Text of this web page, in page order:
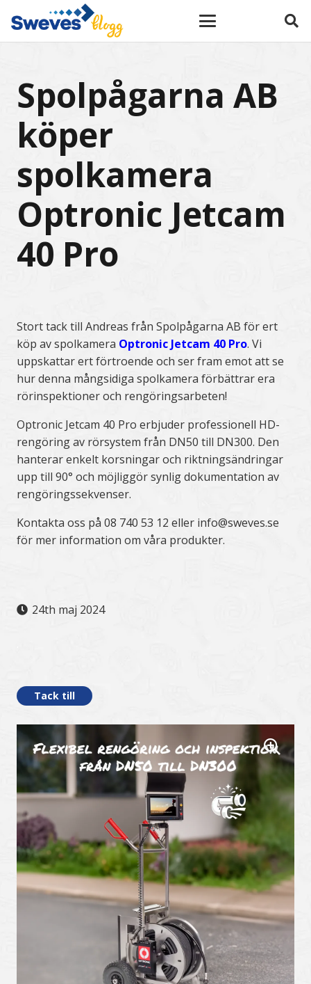
Spolpågarna AB
köper
spolkamera
Optronic Jetcam
40 Pro
Stort tack till Andreas från Spolpågarna AB för ert
köp av spolkamera Optronic Jetcam 40 Pro. Vi
uppskattar ert förtroende och ser fram emot att se
hur denna mångsidiga spolkamera förbättrar era
rörinspektioner och rengöringsarbeten!
Optronic Jetcam 40 Pro erbjuder professionell HD-
rengöring av rörsystem från DN50 till DN300. Den
hanterar enkelt korsningar och riktningsändringar
upp till 90° och möjliggör synlig dokumentation av
rengöringssekvenser.
Kontakta oss på 08 740 53 12 eller info@sweves.se
för mer information om våra produkter.
24th maj 2024
Tack till